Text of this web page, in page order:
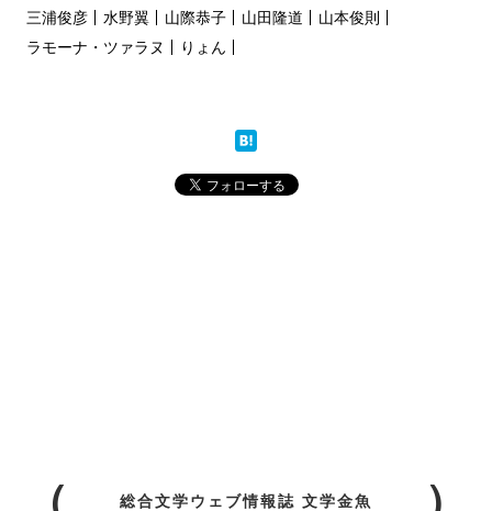
三浦俊彦
水野翼 山際恭子 山田隆道
山本俊則
ラモーナ・ツァラヌ
りょん
総合文学ウェブ情報誌 文学金魚